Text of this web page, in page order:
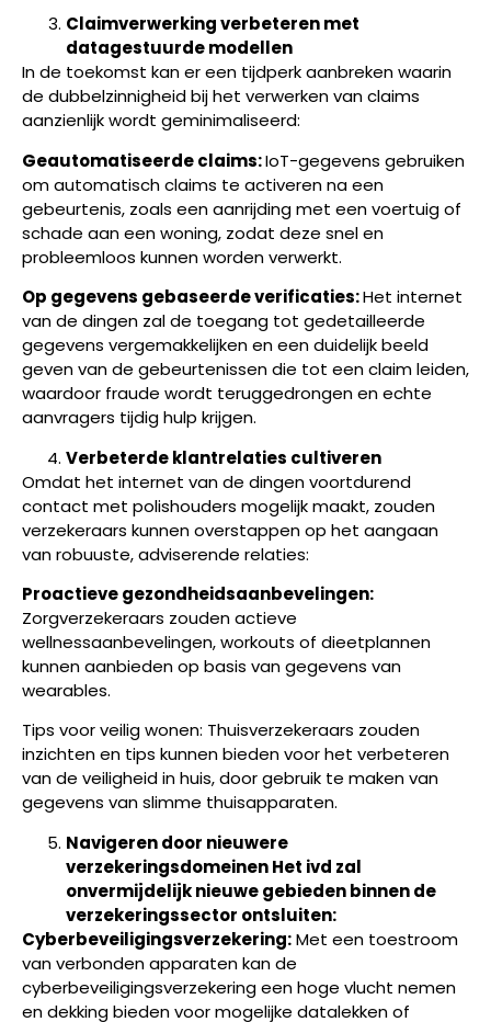
Claimverwerking verbeteren met
datagestuurde modellen
In de toekomst kan er een tijdperk aanbreken waarin
de dubbelzinnigheid bij het verwerken van claims
aanzienlijk wordt geminimaliseerd:
Geautomatiseerde claims:IoT-gegevens gebruiken
om automatisch claims te activeren na een
gebeurtenis, zoals een aanrijding met een voertuig of
schade aan een woning, zodat deze snel en
probleemloos kunnen worden verwerkt.
Op gegevens gebaseerde verificaties:Het internet
van de dingen zal de toegang tot gedetailleerde
gegevens vergemakkelijken en een duidelijk beeld
geven van de gebeurtenissen die tot een claim leiden,
waardoor fraude wordt teruggedrongen en echte
aanvragers tijdig hulp krijgen.
Verbeterde klantrelaties cultiveren
Omdat het internet van de dingen voortdurend
contact met polishouders mogelijk maakt, zouden
verzekeraars kunnen overstappen op het aangaan
van robuuste, adviserende relaties:
Proactieve gezondheidsaanbevelingen:
Zorgverzekeraars zouden actieve
wellnessaanbevelingen, workouts of dieetplannen
kunnen aanbieden op basis van gegevens van
wearables.
Tips voor veilig wonen: Thuisverzekeraars zouden
inzichten en tips kunnen bieden voor het verbeteren
van de veiligheid in huis, door gebruik te maken van
gegevens van slimme thuisapparaten.
Navigeren door nieuwere
verzekeringsdomeinen Het ivd zal
onvermijdelijk nieuwe gebieden binnen de
verzekeringssector ontsluiten:
Cyberbeveiligingsverzekering:Met een toestroom
van verbonden apparaten kan de
cyberbeveiligingsverzekering een hoge vlucht nemen
en dekking bieden voor mogelijke datalekken of